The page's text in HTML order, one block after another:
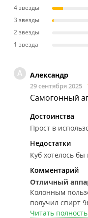
4 звезды
3 звезды
2 звезды
1 звезда
А Александр
29 сентября 2025
Самогонный
Достоинства
Прост в
Недостатки
Куб хотелось бы
Комментарий
Отличный
Колонным
получил спирт
Читать